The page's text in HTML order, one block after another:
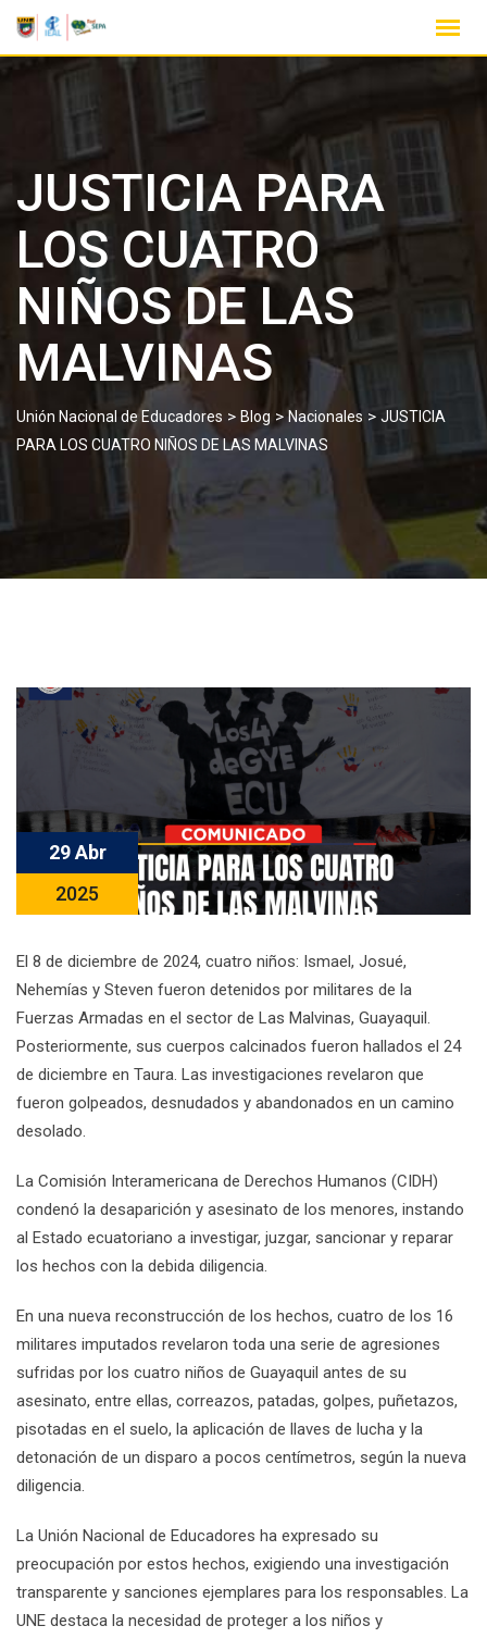
JUSTICIA PARA
LOS CUATRO
NIÑOS DE LAS
MALVINAS
Unión Nacional de Educadores > Blog >Nacionales > JUSTICIA
PARA LOS CUATRO NIÑOS DE LAS MALVINAS
29 Abr
2025
El 8 de diciembre de 2024, cuatro niños: Ismael, Josué,
Nehemías y Steven fueron detenidos por militares de la
Fuerzas Armadas en el sector de Las Malvinas, Guayaquil.
Posteriormente, sus cuerpos calcinados fueron hallados el 24
de diciembre en Taura. Las investigaciones revelaron que
fueron golpeados, desnudados y abandonados en un camino
desolado.
La Comisión Interamericana de Derechos Humanos (CIDH)
condenó la desaparición y asesinato de los menores, instando
al Estado ecuatoriano a investigar, juzgar, sancionar y reparar
los hechos con la debida diligencia.
En una nueva reconstrucción de los hechos, cuatro de los 16
militares imputados revelaron toda una serie de agresiones
sufridas por los cuatro niños de Guayaquil antes de su
asesinato, entre ellas, correazos, patadas, golpes, puñetazos,
pisotadas en el suelo, la aplicación de llaves de lucha y la
detonación de un disparo a pocos centímetros, según la nueva
diligencia.
La Unión Nacional de Educadores ha expresado su
preocupación por estos hechos, exigiendo una investigación
transparente y sanciones ejemplares para los responsables. La
UNE destaca la necesidad de proteger a los niños y